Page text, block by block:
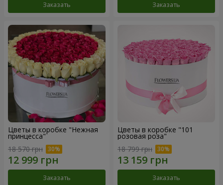
Заказать Заказать
Цветы в коробке "Нежная
принцесса"
18 570 грн
Заказать
Цветы в коробке "101
розовая роза"
18 799 грн
Заказать